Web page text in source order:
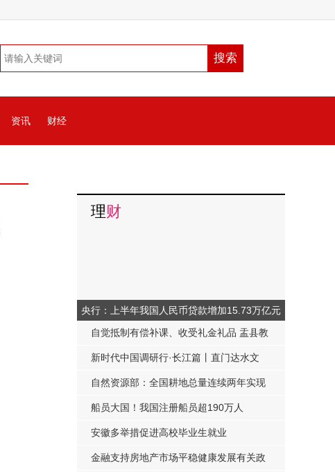
资讯 财经
理财
央行：上半年我国人民币贷款增加15.73万亿元
自觉抵制有偿补课、收受礼金礼品 盂县教
科局发布《工作提醒函》
新时代中国调研行·长江篇丨直门达水文
站：从靠人力蹲点到监测自动化
自然资源部：全国耕地总量连续两年实现
净增加
船员大国！我国注册船员超190万人
安徽多举措促进高校毕业生就业
金融支持房地产市场平稳健康发展有关政